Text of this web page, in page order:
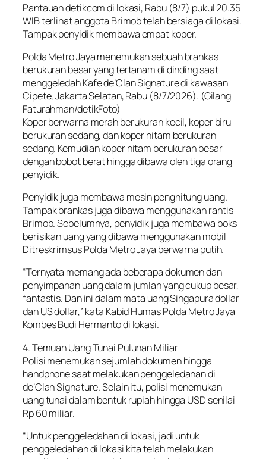
Pantauan detikcom di lokasi, Rabu (8/7) pukul 20.35
WIB terlihat anggota Brimob telah bersiaga di lokasi.
Tampak penyidik membawa empat koper.
Polda Metro Jaya menemukan sebuah brankas
berukuran besar yang tertanam di dinding saat
menggeledah Kafe de’Clan Signature di kawasan
Cipete, Jakarta Selatan, Rabu (8/7/2026). (Gilang
Faturahman/detikFoto)
Koper berwarna merah berukuran kecil, koper biru
berukuran sedang, dan koper hitam berukuran
sedang. Kemudian koper hitam berukuran besar
dengan bobot berat hingga dibawa oleh tiga orang
penyidik.
Penyidik juga membawa mesin penghitung uang.
Tampak brankas juga dibawa menggunakan rantis
Brimob. Sebelumnya, penyidik juga membawa boks
berisikan uang yang dibawa menggunakan mobil
Ditreskrimsus Polda Metro Jaya berwarna putih.
“Ternyata memang ada beberapa dokumen dan
penyimpanan uang dalam jumlah yang cukup besar,
fantastis. Dan ini dalam mata uang Singapura dollar
dan US dollar,” kata Kabid Humas Polda Metro Jaya
Kombes Budi Hermanto di lokasi.
4. Temuan Uang Tunai Puluhan Miliar
Polisi menemukan sejumlah dokumen hingga
handphone saat melakukan penggeledahan di
de’Clan Signature. Selain itu, polisi menemukan
uang tunai dalam bentuk rupiah hingga USD senilai
Rp 60 miliar.
“Untuk penggeledahan di lokasi, jadi untuk
penggeledahan di lokasi kita telah melakukan